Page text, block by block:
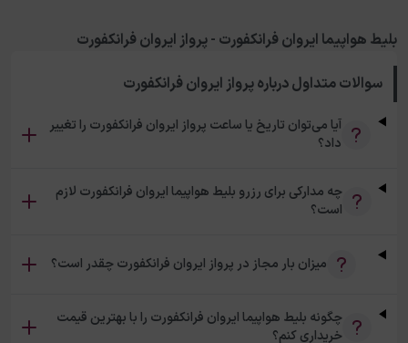
بلیط هواپیما ایروان فرانکفورت - پرواز ایروان فرانکفورت
سوالات متداول دربارهپرواز ایروان فرانکفورت
آیا می‌توان تاریخ یا ساعت پرواز ایروان فرانکفورت را تغییر
داد؟
چه مدارکی برای رزرو بلیط هواپیما ایروان فرانکفورت لازم
است؟
میزان بار مجاز در پرواز ایروان فرانکفورت چقدر است؟
چگونه بلیط هواپیما ایروان فرانکفورت را با بهترین قیمت
خریداری کنم؟